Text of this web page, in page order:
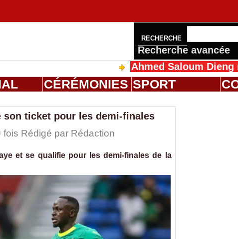
RECHERCHE
Recherche avancée
Ahmed Saloum Dieng reçoit
CÉRÉMONIES SPORT
son ticket pour les demi-finales
fois Rédigé par Rédaction
et se qualifie pour les demi-finales de la